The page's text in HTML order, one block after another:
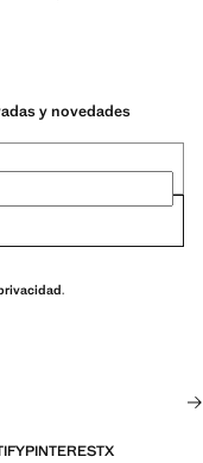
y novedades
.
PINTERESTX